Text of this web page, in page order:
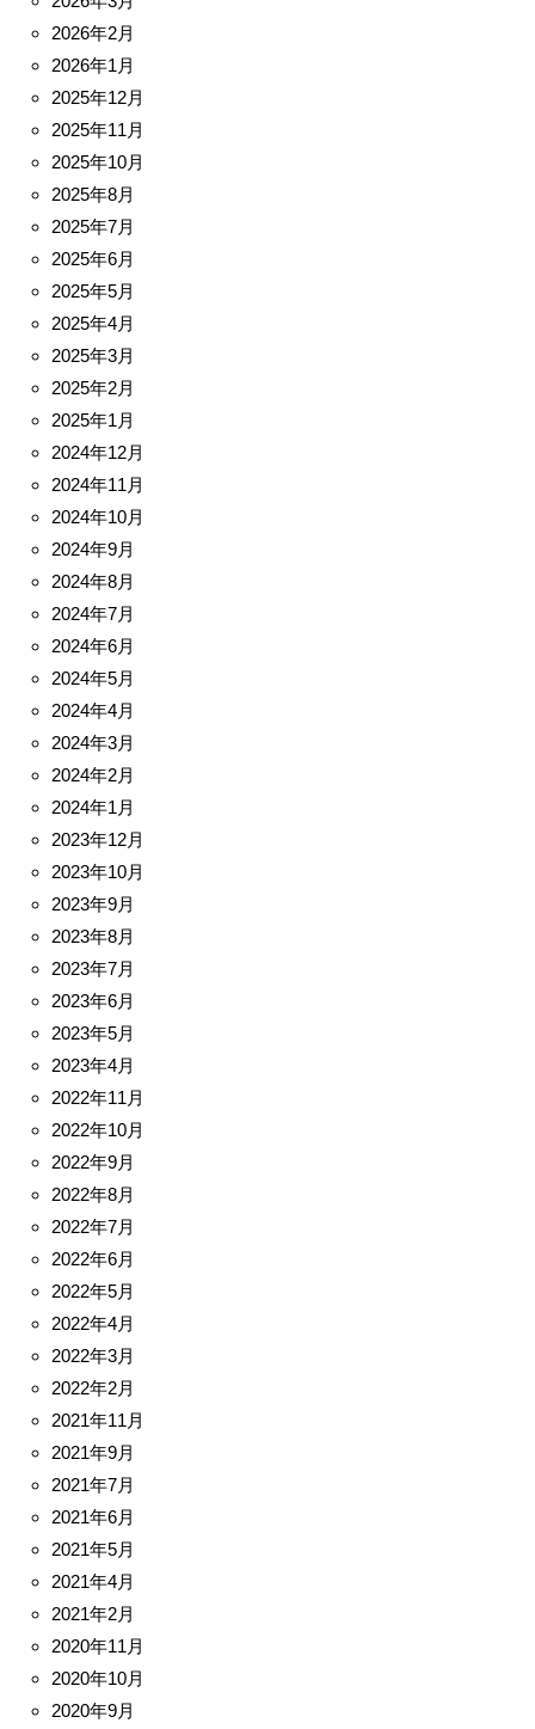
2026年2月
2026年1月
2025年12月
2025年11月
2025年10月
2025年8月
2025年7月
2025年6月
2025年5月
2025年4月
2025年3月
2025年2月
2025年1月
2024年12月
2024年11月
2024年10月
2024年9月
2024年8月
2024年7月
2024年6月
2024年5月
2024年4月
2024年3月
2024年2月
2024年1月
2023年12月
2023年10月
2023年9月
2023年8月
2023年7月
2023年6月
2023年5月
2023年4月
2022年11月
2022年10月
2022年9月
2022年8月
2022年7月
2022年6月
2022年5月
2022年4月
2022年3月
2022年2月
2021年11月
2021年9月
2021年7月
2021年6月
2021年5月
2021年4月
2021年2月
2020年11月
2020年10月
2020年9月